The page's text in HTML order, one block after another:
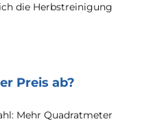
die Herbstreinigung
Preis ab?
Mehr Quadratmeter